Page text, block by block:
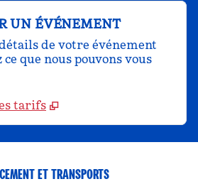
UN ÉVÉNEMENT
de votre événement
que nous pouvons vous
tarifs
ET TRANSPORTS